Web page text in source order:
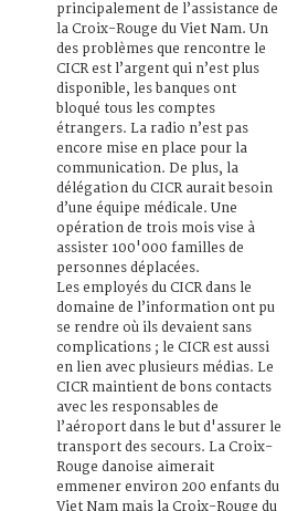
principalement de l’assistance de
la Croix-Rouge du Viet Nam. Un
des problèmes que rencontre le
CICR est l’argent qui n’est plus
disponible, les banques ont
bloqué tous les comptes
étrangers. La radio n’est pas
encore mise en place pour la
communication. De plus, la
délégation du CICR aurait besoin
d’une équipe médicale. Une
opération de trois mois vise à
assister 100'000 familles de
personnes déplacées.
Les employés du CICR dans le
domaine de l’information ont pu
se rendre où ils devaient sans
complications ; le CICR est aussi
en lien avec plusieurs médias. Le
CICR maintient de bons contacts
avec les responsables de
l’aéroport dans le but d'assurer le
transport des secours. La Croix-
Rouge danoise aimerait
emmener environ 200 enfants du
Viet Nam mais la Croix-Rouge du